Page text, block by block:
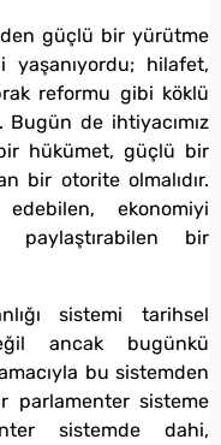
güçlü bir yürütme
hilafet,
reformu gibi köklü
Bugün de ihtiyacımız
hükümet, güçlü bir
bir otorite olmalıdır.
ekonomiyi
paylaştırabilen bir
sistemi tarihsel
ancak bugünkü
bu sistemden
parlamenter sisteme
sistemde dahi,